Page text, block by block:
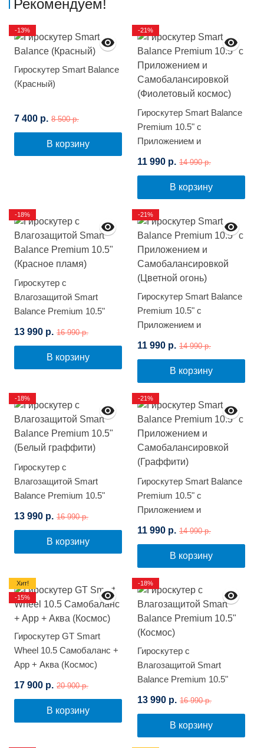
Рекомендуем!
Гироскутер Smart Balance
(Красный)
7 400 р. 8 500 р.
В корзину
-13%
Гироскутер Smart Balance
Premium 10.5" с
Приложением и
(Фиолетовый космос)
11 990 р. 14 990 р.
В корзину
-21%
Гироскутер с
Влагозащитой Smart
Balance Premium 10.5"
13 990 р. 16 990 р.
В корзину
-18%
Гироскутер Smart Balance
Premium 10.5" с
Приложением и
(Цветной огонь)
11 990 р. 14 990 р.
В корзину
-21%
Гироскутер с
Влагозащитой Smart
Balance Premium 10.5"
13 990 р. 16 990 р.
В корзину
-18%
Гироскутер Smart Balance
Premium 10.5" с
Приложением и
(Граффити)
11 990 р. 14 990 р.
В корзину
-21%
Гироскутер GT Smart
Wheel 10.5 Самобаланс +
App + Аква (Космос)
17 900 р. 20 900 р.
В корзину
Хит!
-15%
Гироскутер с
Влагозащитой Smart
Balance Premium 10.5"
13 990 р. 16 990 р.
В корзину
-18%